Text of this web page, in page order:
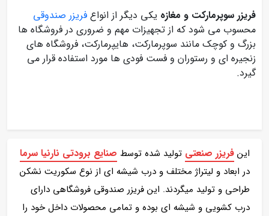
فریزر سوپرمارکت و مغازه یکی دیگر از انواع فریزر صندوقی
محسوب می شود که از تجهیزات مهم و ضروری در فروشگاه ها
بزرگ و کوچک مانند سوپرمارکت، هایپرمارکت، فروشگاه های
زنجیره ای و رستوران و فست فودی ها مورد استفاده قرار می
گیرد.
این فریزر صنعتی تولید شده توسط صنایع برودتی نارنیا سرما
در ابعاد و لیتراژ مختلف و درب شیشه ای از نوع سکوریت نشکن
طراحی و تولید میگردند. این فریزر صندوقی فروشگاهی دارای
درب کشویی و شیشه ای بوده و تمامی محصولات داخل خود را